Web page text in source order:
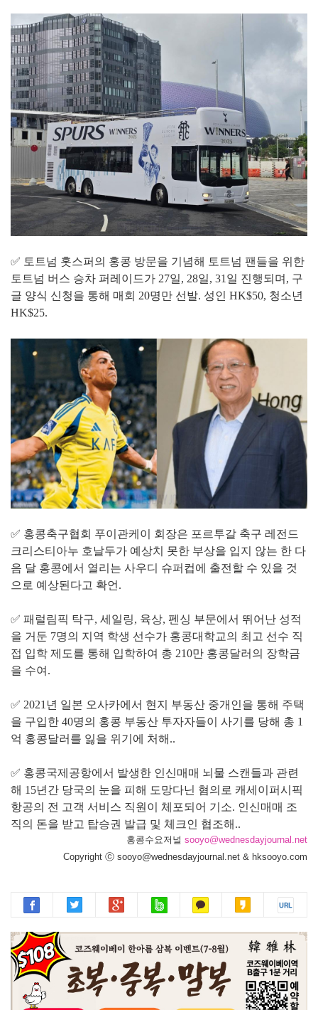
✅ 토트넘 홋스퍼의 홍콩 방문을 기념해 토트넘 팬들을 위한
토트넘 버스 승차 퍼레이드가 27일, 28일, 31일 진행되며, 구
글 양식 신청을 통해 매회 20명만 선발. 성인 HK$50, 청소년
HK$25.
✅ 홍콩축구협회 푸이관케이 회장은 포르투갈 축구 레전드
크리스티아누 호날두가 예상치 못한 부상을 입지 않는 한 다
음 달 홍콩에서 열리는 사우디 슈퍼컵에 출전할 수 있을 것
으로 예상된다고 확언.
✅ 패럴림픽 탁구, 세일링, 육상, 펜싱 부문에서 뛰어난 성적
을 거둔 7명의 지역 학생 선수가 홍콩대학교의 최고 선수 직
접 입학 제도를 통해 입학하여 총 210만 홍콩달러의 장학금
을 수여.
✅ 2021년 일본 오사카에서 현지 부동산 중개인을 통해 주택
을 구입한 40명의 홍콩 부동산 투자자들이 사기를 당해 총 1
억 홍콩달러를 잃을 위기에 처해..
✅ 홍콩국제공항에서 발생한 인신매매 뇌물 스캔들과 관련
해 15년간 당국의 눈을 피해 도망다닌 혐의로 캐세이퍼시픽
항공의 전 고객 서비스 직원이 체포되어 기소. 인신매매 조
직의 돈을 받고 탑승권 발급 및 체크인 협조해..
홍콩수요저널 sooyo@wednesdayjournal.net
Copyright ⓒ sooyo@wednesdayjournal.net & hksooyo.com